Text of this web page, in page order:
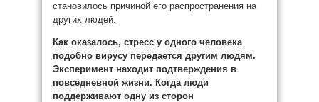
становилось причиной его распространения на
других людей.
Как оказалось, стресс у одного человека
подобно вирусу передается другим людям.
Эксперимент находит подтверждения в
повседневной жизни. Когда люди
поддерживают одну из сторон